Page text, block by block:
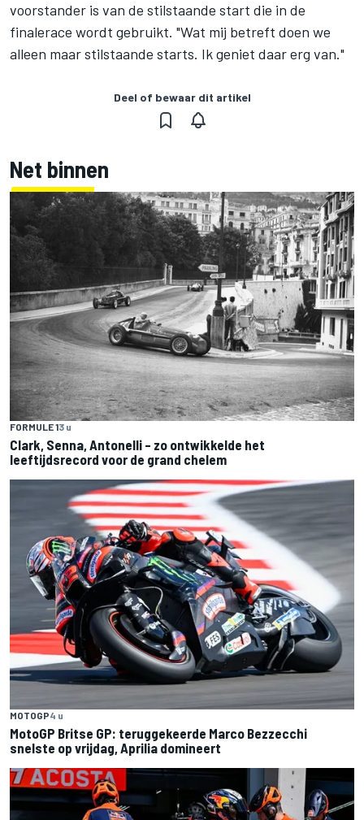
voorstander is van de stilstaande start die in de
finalerace wordt gebruikt. "Wat mij betreft doen we
alleen maar stilstaande starts. Ik geniet daar erg van."
Deel of bewaar dit artikel
Net binnen
FORMULE 13 u
Clark, Senna, Antonelli – zo ontwikkelde het
leeftijdsrecord voor de grand chelem
MOTOGP4 u
MotoGP Britse GP: teruggekeerde Marco Bezzecchi
snelste op vrijdag, Aprilia domineert